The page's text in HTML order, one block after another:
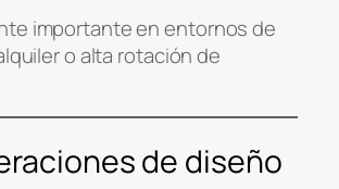
importante en entornos de
o alta rotación de
de diseño